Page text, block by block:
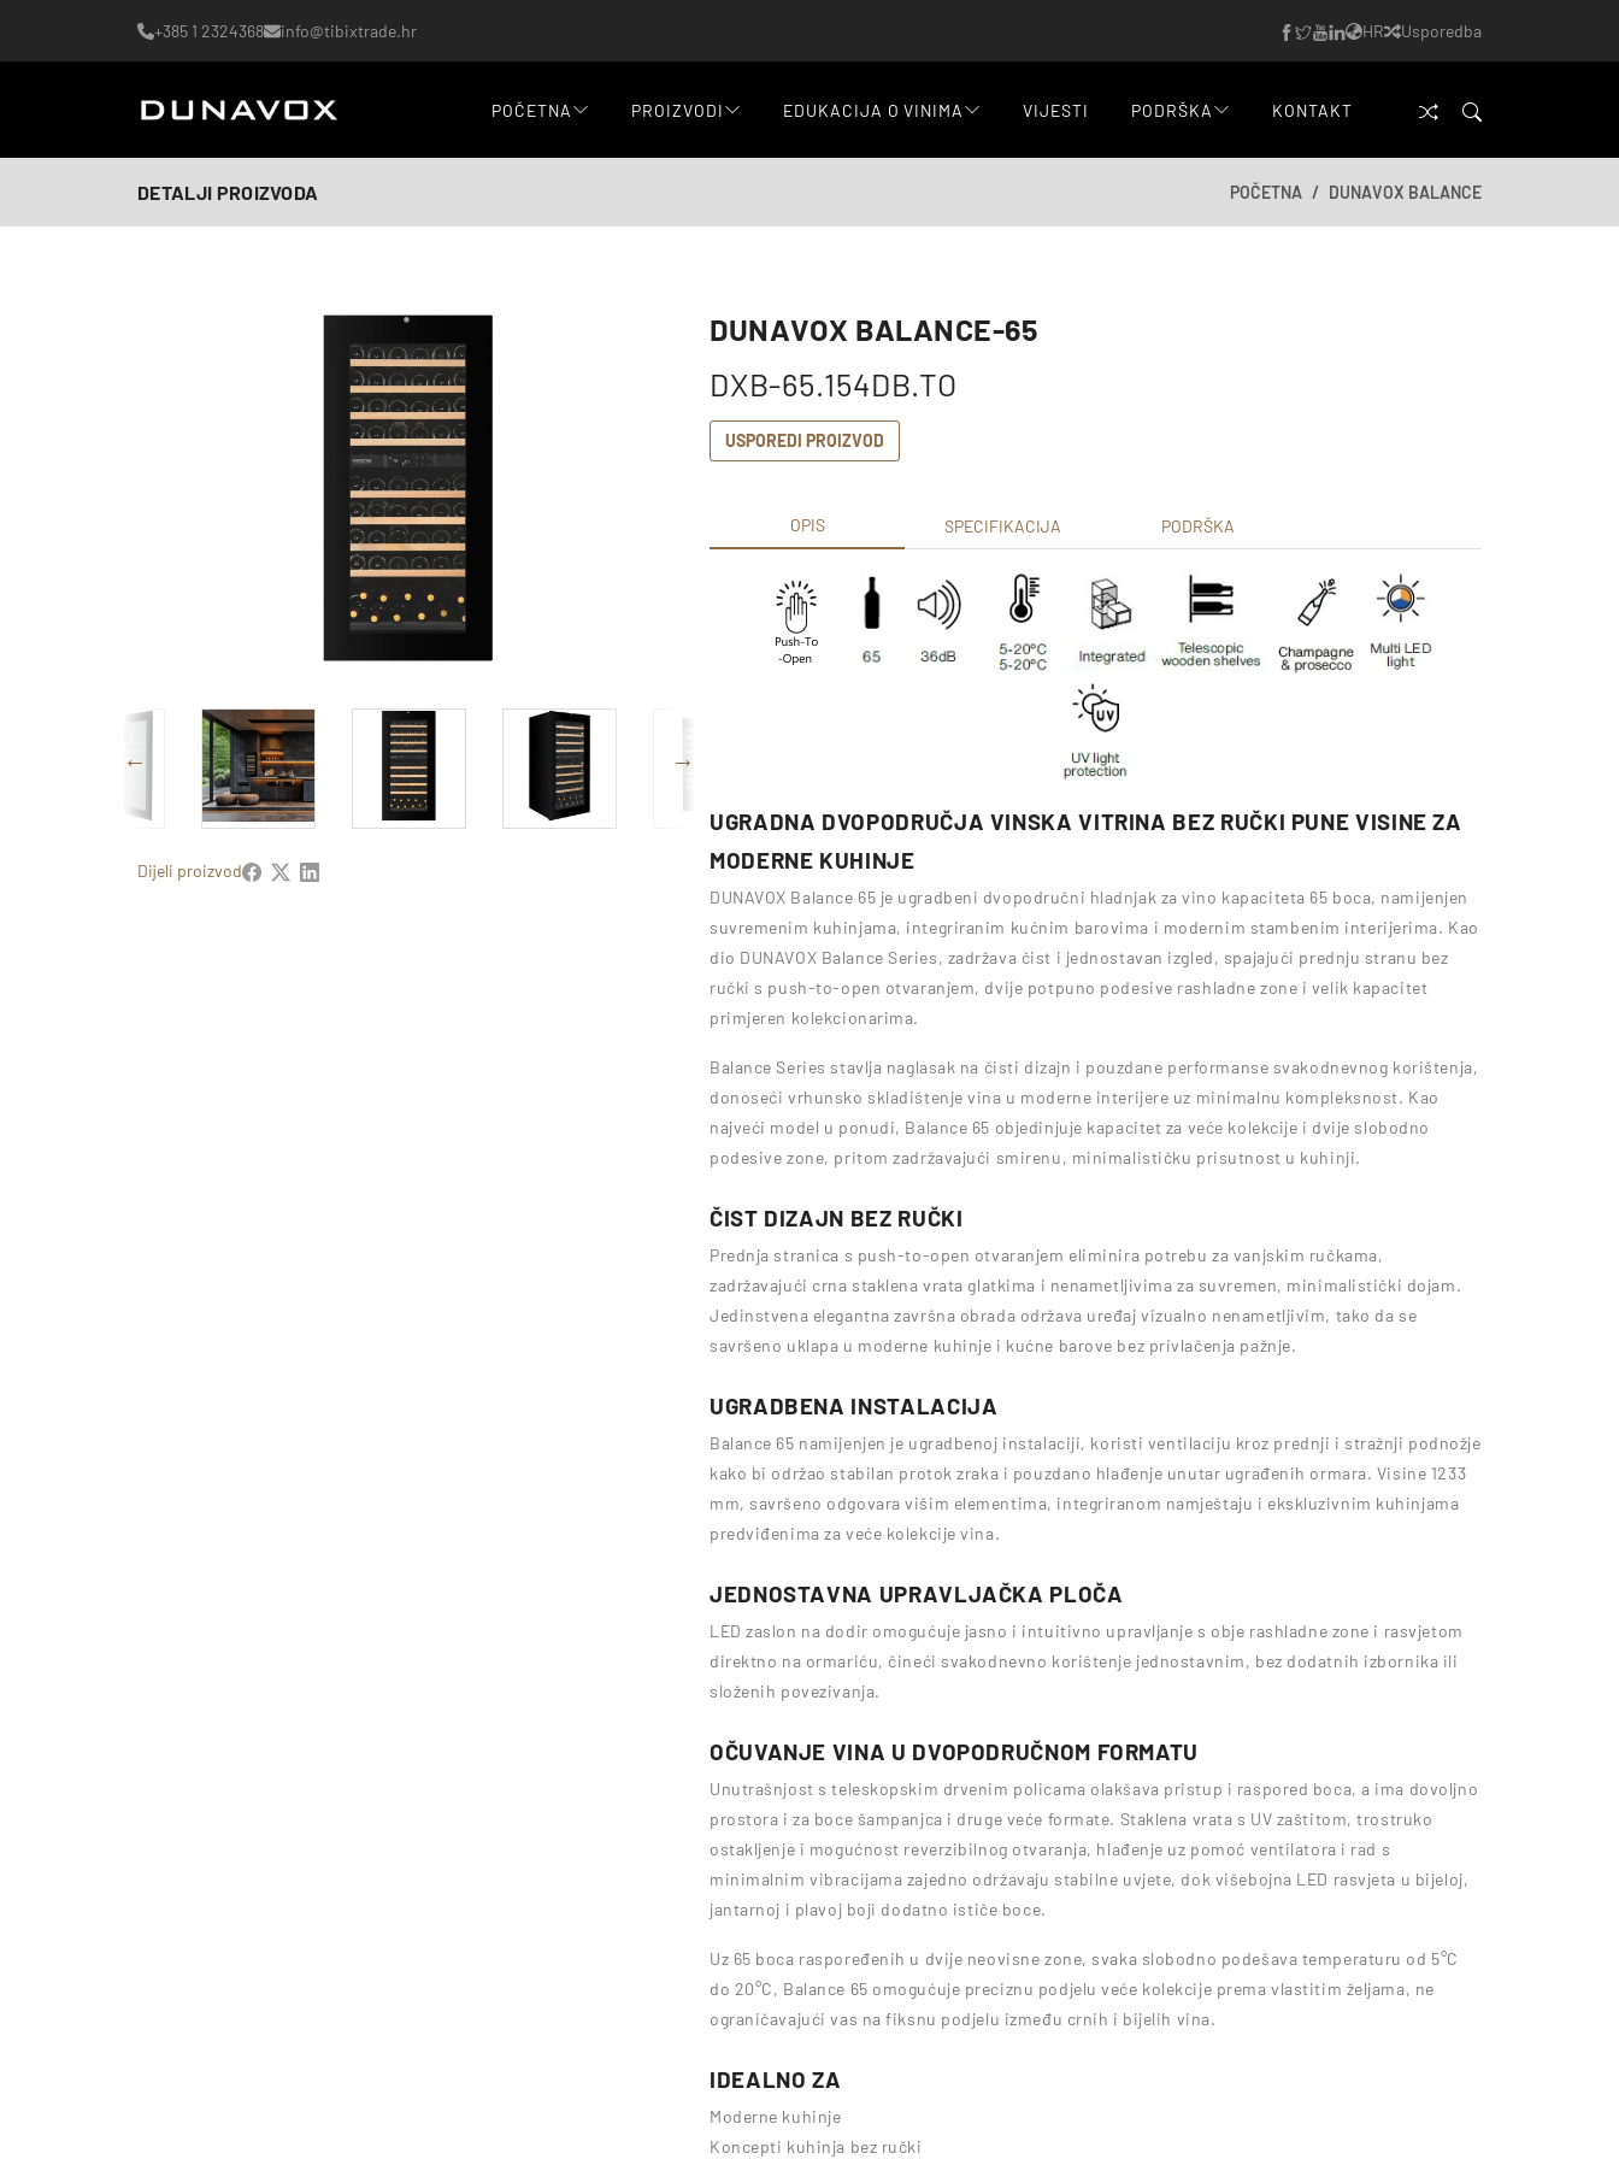
+385 1 2324368 info@tibixtrade.hr HR Usporedba
POČETNA PROIZVODI EDUKACIJA O VINIMA VIJESTI PODRŠKA KONTAKT
DETALJI PROIZVODA POČETNA DUNAVOX BALANCE
Dijeli proizvod
DUNAVOX BALANCE-65
DXB-65.154DB.TO
USPOREDI PROIZVOD
OPIS SPECIFIKACIJA PODRŠKA
UGRADNA DVOPODRUČJA VINSKA VITRINA BEZ RUČKI PUNE VISINE ZA
MODERNE KUHINJE
DUNAVOX Balance 65 je ugradbeni dvopodručni hladnjak za vino kapaciteta 65 boca, namijenjen
suvremenim kuhinjama, integriranim kućnim barovima i modernim stambenim interijerima. Kao
dio DUNAVOX Balance Series, zadržava čist i jednostavan izgled, spajajući prednju stranu bez
ručki s push-to-open otvaranjem, dvije potpuno podesive rashladne zone i velik kapacitet
primjeren kolekcionarima.
Balance Series stavlja naglasak na čisti dizajn i pouzdane performanse svakodnevnog korištenja,
donoseći vrhunsko skladištenje vina u moderne interijere uz minimalnu kompleksnost. Kao
najveći model u ponudi, Balance 65 objedinjuje kapacitet za veće kolekcije i dvije slobodno
podesive zone, pritom zadržavajući smirenu, minimalističku prisutnost u kuhinji.
ČIST DIZAJN BEZ RUČKI
Prednja stranica s push-to-open otvaranjem eliminira potrebu za vanjskim ručkama,
zadržavajući crna staklena vrata glatkima i nenametljivima za suvremen, minimalistički dojam.
Jedinstvena elegantna završna obrada održava uređaj vizualno nenametljivim, tako da se
savršeno uklapa u moderne kuhinje i kućne barove bez privlačenja pažnje.
UGRADBENA INSTALACIJA
Balance 65 namijenjen je ugradbenoj instalaciji, koristi ventilaciju kroz prednji i stražnji podnožje
kako bi održao stabilan protok zraka i pouzdano hlađenje unutar ugrađenih ormara. Visine 1233
mm, savršeno odgovara višim elementima, integriranom namještaju i ekskluzivnim kuhinjama
predviđenima za veće kolekcije vina.
JEDNOSTAVNA UPRAVLJAČKA PLOČA
LED zaslon na dodir omogućuje jasno i intuitivno upravljanje s obje rashladne zone i rasvjetom
direktno na ormariću, čineći svakodnevno korištenje jednostavnim, bez dodatnih izbornika ili
složenih povezivanja.
OČUVANJE VINA U DVOPODRUČNOM FORMATU
Unutrašnjost s teleskopskim drvenim policama olakšava pristup i raspored boca, a ima dovoljno
prostora i za boce šampanjca i druge veće formate. Staklena vrata s UV zaštitom, trostruko
ostakljenje i mogućnost reverzibilnog otvaranja, hlađenje uz pomoć ventilatora i rad s
minimalnim vibracijama zajedno održavaju stabilne uvjete, dok višebojna LED rasvjeta u bijeloj,
jantarnoj i plavoj boji dodatno ističe boce.
Uz 65 boca raspoređenih u dvije neovisne zone, svaka slobodno podešava temperaturu od 5°C
do 20°C, Balance 65 omogućuje preciznu podjelu veće kolekcije prema vlastitim željama, ne
ograničavajući vas na fiksnu podjelu između crnih i bijelih vina.
IDEALNO ZA
Moderne kuhinje
Koncepti kuhinja bez ručki